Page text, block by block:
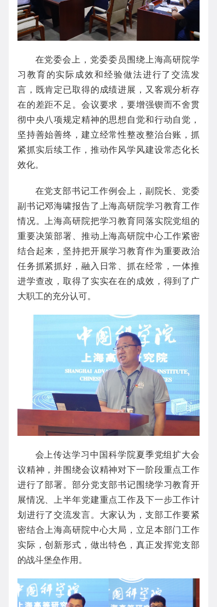
在党委会上，党委委员围绕上海高研院学
习教育的实际成效和经验做法进行了交流发
言，既肯定已取得的成绩进展，又客观分析存
在的差距不足。会议要求，要增强锲而不舍贯
彻中央八项规定精神的思想自觉和行动自觉，
坚持善始善终，建立经常性整改整治台账，抓
紧抓实后续工作，推动作风学风建设常态化长
效化。
在党支部书记工作例会上，副院长、党委
副书记邓海啸报告了上海高研院学习教育工作
情况。上海高研院把学习教育同落实院党组的
重要决策部署、推动上海高研院中心工作紧密
结合起来，坚持把开展学习教育作为重要政治
任务抓紧抓好，融入日常、抓在经常，一体推
进学查改，取得了实实在在的成效，得到了广
大职工的充分认可。
会上传达学习中国科学院夏季党组扩大会
议精神，并围绕会议精神对下一阶段重点工作
进行了部署。部分党支部书记围绕学习教育开
展情况、上半年党建重点工作及下一步工作计
划进行了交流发言。大家认为，支部工作要紧
密结合上海高研院中心大局，立足本部门工作
实际，创新形式，做出特色，真正发挥党支部
的战斗堡垒作用。